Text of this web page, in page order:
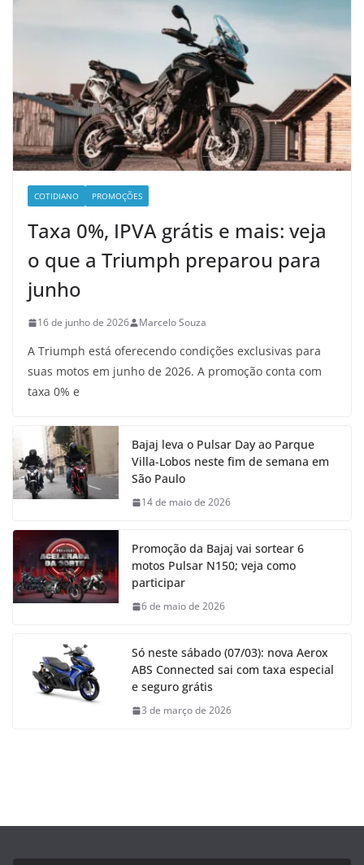
COTIDIANO PROMOÇÕES
Taxa 0%, IPVA grátis e mais: veja
o que a Triumph preparou para
junho
16 de junho de 2026 Marcelo Souza
A Triumph está oferecendo condições exclusivas para
suas motos em junho de 2026. A promoção conta com
taxa 0% e
Bajaj leva o Pulsar Day ao Parque
Villa-Lobos neste fim de semana em
São Paulo
14 de maio de 2026
Promoção da Bajaj vai sortear 6
motos Pulsar N150; veja como
participar
6 de maio de 2026
Só neste sábado (07/03): nova Aerox
ABS Connected sai com taxa especial
e seguro grátis
3 de março de 2026